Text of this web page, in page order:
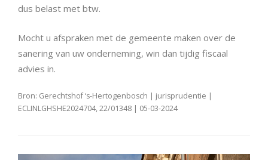
dus belast met btw.
Mocht u afspraken met de gemeente maken over de
sanering van uw onderneming, win dan tijdig fiscaal
advies in.
Bron: Gerechtshof ‘s-Hertogenbosch | jurisprudentie |
ECLINLGHSHE2024704, 22/01348 | 05-03-2024